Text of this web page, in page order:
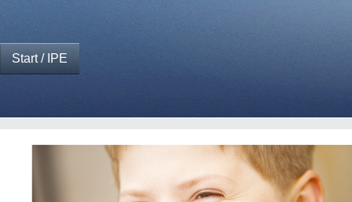
Start / IPE